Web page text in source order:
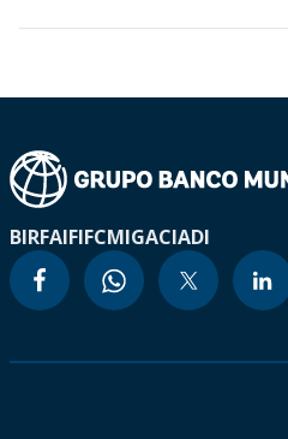
BIRFAIFIFCMIGACIADI